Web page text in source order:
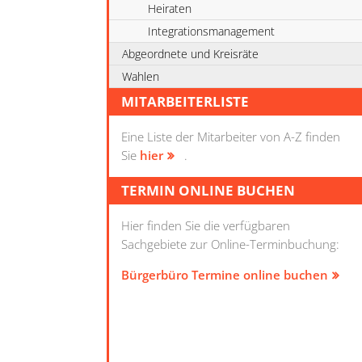
Heiraten
Integrationsmanagement
Abgeordnete und Kreisräte
Wahlen
MITARBEITERLISTE
Eine Liste der Mitarbeiter von A-Z finden
Sie hier .
TERMIN ONLINE BUCHEN
Hier finden Sie die verfügbaren
Sachgebiete zur Online-Terminbuchung:
Bürgerbüro Termine online buchen